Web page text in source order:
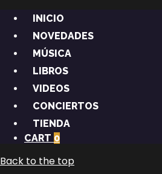
INICIO
NOVEDADES
MÚSICA
LIBROS
VIDEOS
CONCIERTOS
TIENDA
CART 0
Back to the top